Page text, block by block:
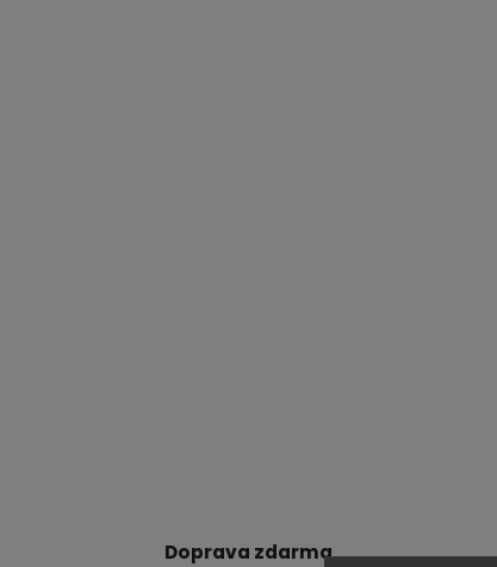
Doprava zdarma